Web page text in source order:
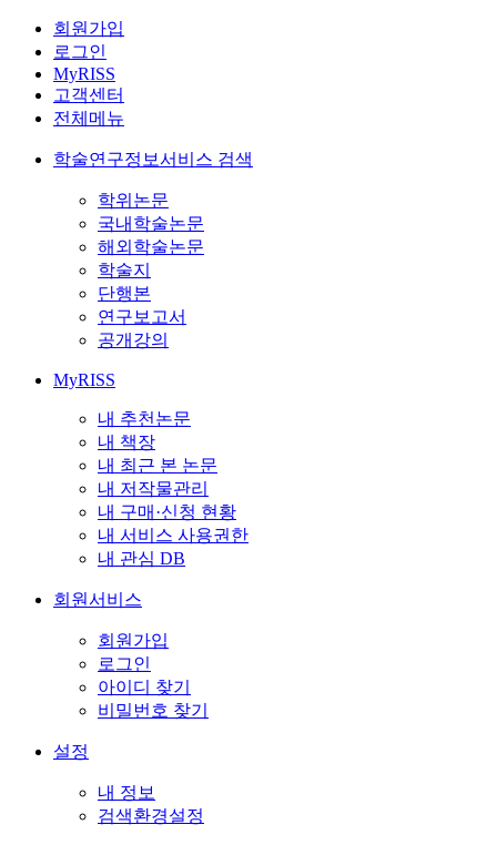
회원가입
로그인
MyRISS
고객센터
전체메뉴
학술연구정보서비스 검색
학위논문
국내학술논문
해외학술논문
학술지
단행본
연구보고서
공개강의
MyRISS
내 추천논문
내 책장
내 최근 본 논문
내 저작물관리
내 구매·신청 현황
내 서비스 사용권한
내 관심 DB
회원서비스
회원가입
로그인
아이디 찾기
비밀번호 찾기
설정
내 정보
검색환경설정